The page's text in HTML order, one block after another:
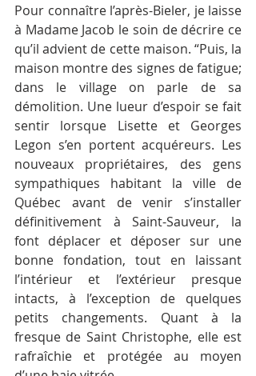
Pour connaître l’après-Bieler, je laisse
à Madame Jacob le soin de décrire ce
qu’il advient de cette maison. “Puis, la
maison montre des signes de fatigue;
dans le village on parle de sa
démolition. Une lueur d’espoir se fait
sentir lorsque Lisette et Georges
Legon s’en portent acquéreurs. Les
nouveaux propriétaires, des gens
sympathiques habitant la ville de
Québec avant de venir s’installer
définitivement à Saint-Sauveur, la
font déplacer et déposer sur une
bonne fondation, tout en laissant
l’intérieur et l’extérieur presque
intacts, à l’exception de quelques
petits changements. Quant à la
fresque de Saint Christophe, elle est
rafraîchie et protégée au moyen